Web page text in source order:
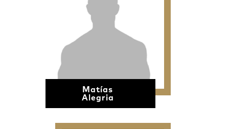
Matías
Alegria